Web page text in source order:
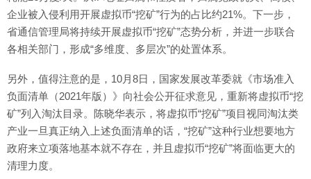
企业被入侵利用开展虚拟币“挖矿”行为的占比约21%。下一步，
省通信管理局将持续开展虚拟币“挖矿”态势分析，并进一步联合
各相关部门，形成“多维度、多层次”的处置体系。
另外，值得注意的是，10月8日，国家发展改革委就《市场准入
负面清单（2021年版）》向社会公开征求意见，重新将虚拟币“挖
矿”列入淘汰目录。陈晓华表示，将虚拟币“挖矿”项目视同淘汰类
产业一旦真正纳入上述负面清单的话，“挖矿”这种行业想要地方
政府来立项落地基本就不存在，并且虚拟币“挖矿”将面临更大的
清理力度。